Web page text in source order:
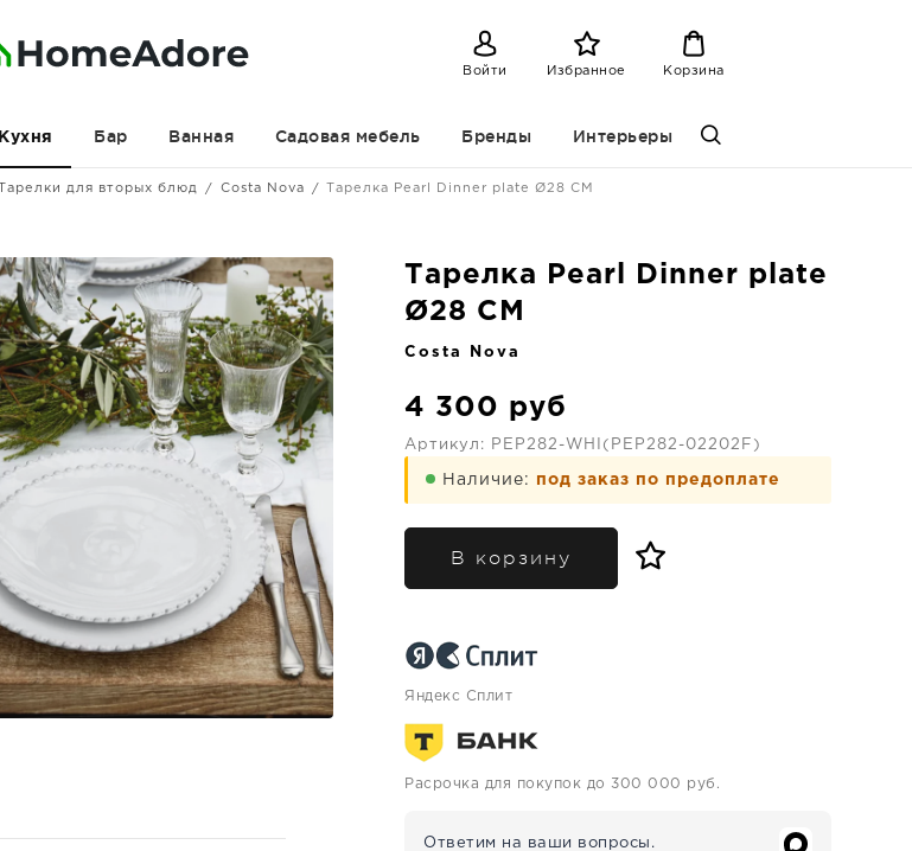
Войти Избранное Корзина
Кухня Бар Ванная Садовая мебель Бренды Интерьеры
Тарелки для вторых блюд Costa Nova Тарелка Pearl Dinner plate Ø28 CM
Тарелка Pearl Dinner plate
Ø28 CM
Costa Nova
4 300 руб
Артикул: PEP282-WHI(PEP282-02202F)
Наличие: под заказ по предоплате
В корзину
Яндекс Сплит
Расрочка для покупок до 300 000 руб.
Ответим на ваши вопросы.